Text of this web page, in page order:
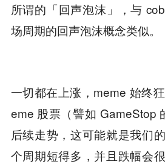
所谓的「回声泡沫」，与
场周期的回声泡沫概念类似。
一切都在上涨，meme 始终
eme 股票（譬如 GameStop
后续走势，这可能就是我们
个周期短得多，并且跌幅会